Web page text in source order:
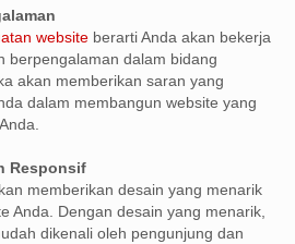
website berarti Anda akan bekerja
berpengalaman dalam bidang
akan memberikan saran yang
dalam membangun website yang
Responsif
memberikan desain yang menarik
Anda. Dengan desain yang menarik,
dikenali oleh pengunjung dan